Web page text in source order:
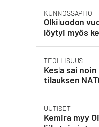
KUNNOSSAPITO
Olkiluodon
löytyi myös
TEOLLISUUS
Kesla sai
tilauksen
UUTISET
Kemira myy